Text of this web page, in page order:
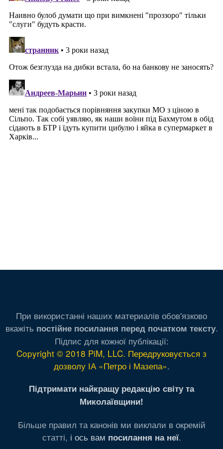
При використанні наших материалів обов'язково
вкажіть постійне посилання перед початком тексту.
Підпис для кожної публікації:
Copyright © 2018 PiM, LLC. Передруковується з
дозволу ІА «Петро і Мазепа».
Підтримати найкращу редакцію світу та
Миколаївщини!
Більше правил та канонів ми виклали в окремій
статті, і ось вам посилання на неї.